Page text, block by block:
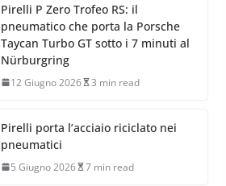
Pirelli P Zero Trofeo RS: il
pneumatico che porta la Porsche
Taycan Turbo GT sotto i 7 minuti al
Nürburgring
12 Giugno 2026 3 min read
Pirelli porta l’acciaio riciclato nei
pneumatici
5 Giugno 2026 7 min read